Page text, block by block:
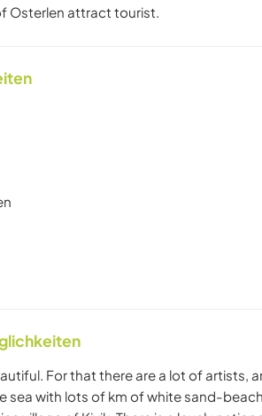
Osterlen attract tourist.
For that there are a lot of artists,
sea with lots of km of white sand-